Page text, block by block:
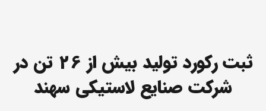
ثبت رکورد تولید بیش از 26 تن در
شرکت صنایع لاستیکی سهند